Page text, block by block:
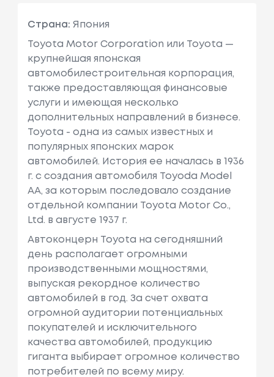
Страна: Япония
Toyota Motor Corporation или Toyota —
крупнейшая японская
автомобилестроительная корпорация,
также предоставляющая финансовые
услуги и имеющая несколько
дополнительных направлений в бизнесе.
Toyota - одна из самых известных и
популярных японских марок
автомобилей. История ее началась в 1936
г. с создания автомобиля Toyoda Model
AA, за которым последовало создание
отдельной компании Toyota Motor Co.,
Ltd. в августе 1937 г.
Автоконцерн Toyota на сегодняшний
день располагает огромными
производственными мощностями,
выпуская рекордное количество
автомобилей в год. За счет охвата
огромной аудитории потенциальных
покупателей и исключительного
качества автомобилей, продукцию
гиганта выбирает огромное количество
потребителей по всему миру.